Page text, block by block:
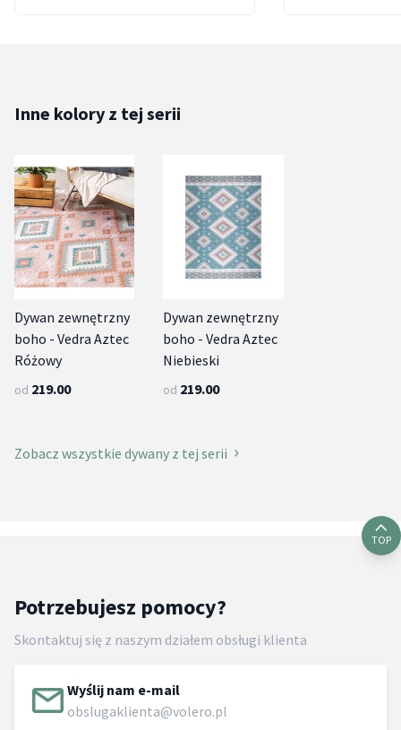
Inne kolory z tej serii
Dywan zewnętrzny
boho - Vedra Aztec
Różowy
od 219.00
Dywan zewnętrzny
boho - Vedra Aztec
Niebieski
od 219.00
Zobacz wszystkie dywany z tej serii
TOP
Potrzebujesz pomocy?
Skontaktuj się z naszym działem obsługi klienta
Wyślij nam e-mail
obslugaklienta@volero.pl